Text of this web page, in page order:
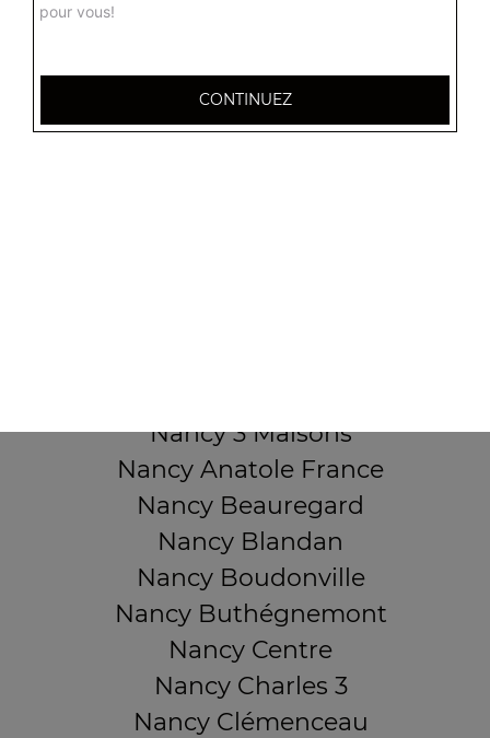
Nancy 3 Maisons
Nancy Anatole France
Nancy Beauregard
Nancy Blandan
Nancy Boudonville
Nancy Buthégnemont
Nancy Centre
Nancy Charles 3
Nancy Clémenceau
pour vous!
CONTINUEZ